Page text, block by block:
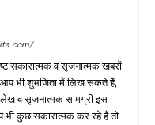
सकारात्मक व सृजनात्मक खबरों
भी शुभजिता में लिख सकते हैं,
व सृजनात्मक सामग्री इस
भी कुछ सकारात्मक कर रहे हैं तो